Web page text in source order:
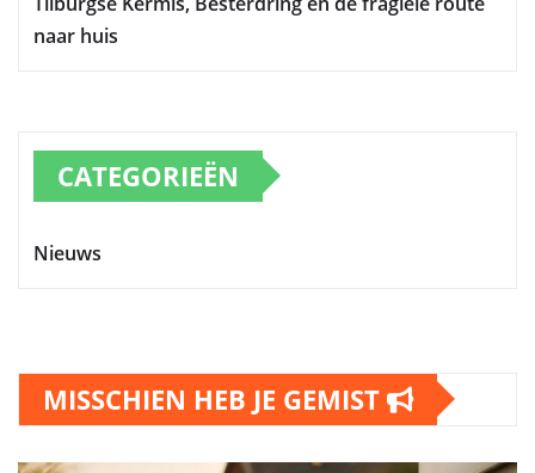
naar huis
CATEGORIEËN
Nieuws
MISSCHIEN HEB JE GEMIST